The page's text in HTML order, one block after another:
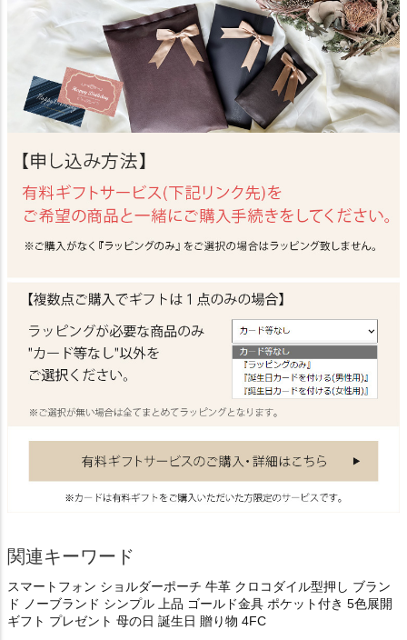
関連キーワード
スマートフォン ショルダーポーチ 牛革 クロコダイル型押し ブラン
ド ノーブランド シンプル 上品 ゴールド金具 ポケット付き 5色展開
ギフト プレゼント 母の日 誕生日 贈り物 4FC